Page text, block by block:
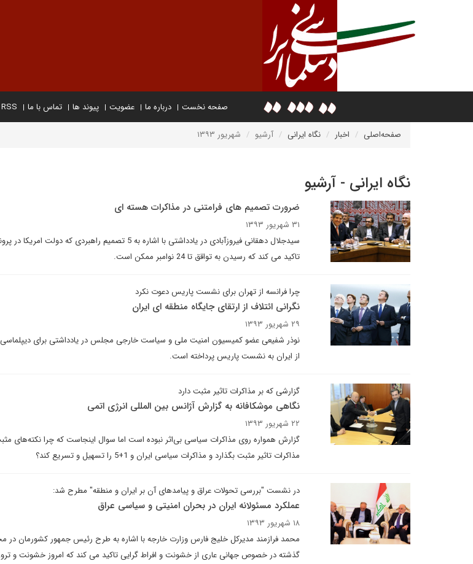
صفحه نخست درباره ما عضویت پیوند ها تماس با ما RSS
صفحه‌اصلی اخبار نگاه ایرانی آرشیو شهریور ۱۳۹۳
نگاه ایرانی - آرشیو
ضرورت تصمیم های فرامتنی در مذاکرات هسته ای
۳۱ شهریور ۱۳۹۳
سیدجلال دهقانی فیروزآبادی در یادداشتی با اشاره به 5 تصمیم
تاکید می کند که رسیدن به تواقق تا 24 نوامبر ممکن است.
چرا فرانسه از تهران برای نشست پاریس دعوت نکرد
نگرانی ائتلاف از ارتقای جایگاه منطقه ای ایران
۲۹ شهریور ۱۳۹۳
نوذر شفیعی عضو کمیسیون امنیت ملی و سیاست خارجی مجلس در یادداشتی برای
از ایران به نشست پاریس پرداخته است.
گزارشی که بر مذاکرات تاثیر مثبت دارد
نگاهی موشکافانه به گزارش آژانس بین المللی انرژی اتمی
۲۲ شهریور ۱۳۹۳
گزارش همواره روی مذاکرات سیاسی بی‌اثر نبوده است اما سوال اینجاست که چرا نکته‌های
مذاکرات تاثیر مثبت بگذارد و مذاکرات سیاسی ایران و 1+5 را تسهیل و تسریع کند؟
در نشست "بررسی تحولات عراق و پیامدهای آن بر ایران و منطقه" مطرح شد:
عملکرد مسئولانه ایران در بحران امنیتی و سیاسی عراق
۱۸ شهریور ۱۳۹۳
محمد فرازمند مدیرکل خلیج فارس وزارت خارجه با اشاره به طرح رئیس جمهور کشورمان
گذشته در خصوص جهانی عاری از خشونت و افراط گرایی تاکید می کند که امروز خشونت و